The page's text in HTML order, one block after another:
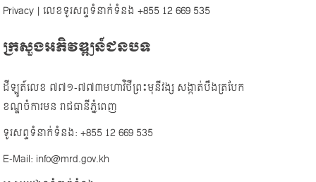
Privacy | លេខទូរសព្ទទំនាក់ទំនង +855 12 669 535
ក្រសួងអភិវឌ្ឍន៍ជនបទ
ដីឡូត៍លេខ ៧៧១-៧៧៣មហាវិថីព្រះមុនីវង្ស សង្កាត់បឹងត្របែក
ខណ្ឌចំការមន រាជធានីភ្នំពេញ
ទូរសព្ទទំនាក់ទំនង: +855 12 669 535
E-Mail: info@mrd.gov.kh